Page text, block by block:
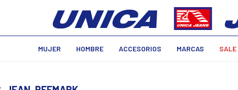
MUJER HOMBRE ACCESORIOS MARCAS SALE